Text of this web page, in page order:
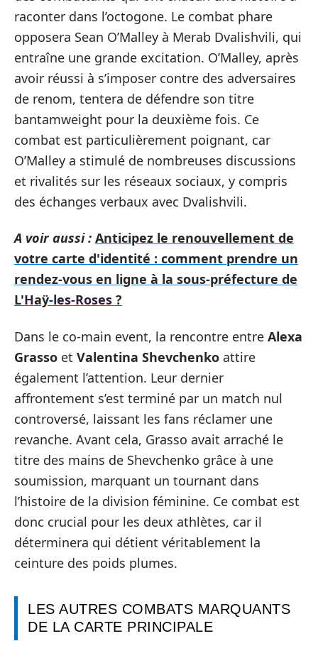
raconter dans l’octogone. Le combat phare
opposera Sean O’Malley à Merab Dvalishvili, qui
entraîne une grande excitation. O’Malley, après
avoir réussi à s’imposer contre des adversaires
de renom, tentera de défendre son titre
bantamweight pour la deuxième fois. Ce
combat est particulièrement poignant, car
O’Malley a stimulé de nombreuses discussions
et rivalités sur les réseaux sociaux, y compris
des échanges verbaux avec Dvalishvili.
A voir aussi : Anticipez le renouvellement de
votre carte d'identité : comment prendre un
rendez-vous en ligne à la sous-préfecture de
L'Haÿ-les-Roses ?
Dans le co-main event, la rencontre entre Alexa
Grasso et Valentina Shevchenko attire
également l’attention. Leur dernier
affrontement s’est terminé par un match nul
controversé, laissant les fans réclamer une
revanche. Avant cela, Grasso avait arraché le
titre des mains de Shevchenko grâce à une
soumission, marquant un tournant dans
l’histoire de la division féminine. Ce combat est
donc crucial pour les deux athlètes, car il
déterminera qui détient véritablement la
ceinture des poids plumes.
LES AUTRES COMBATS MARQUANTS
DE LA CARTE PRINCIPALE